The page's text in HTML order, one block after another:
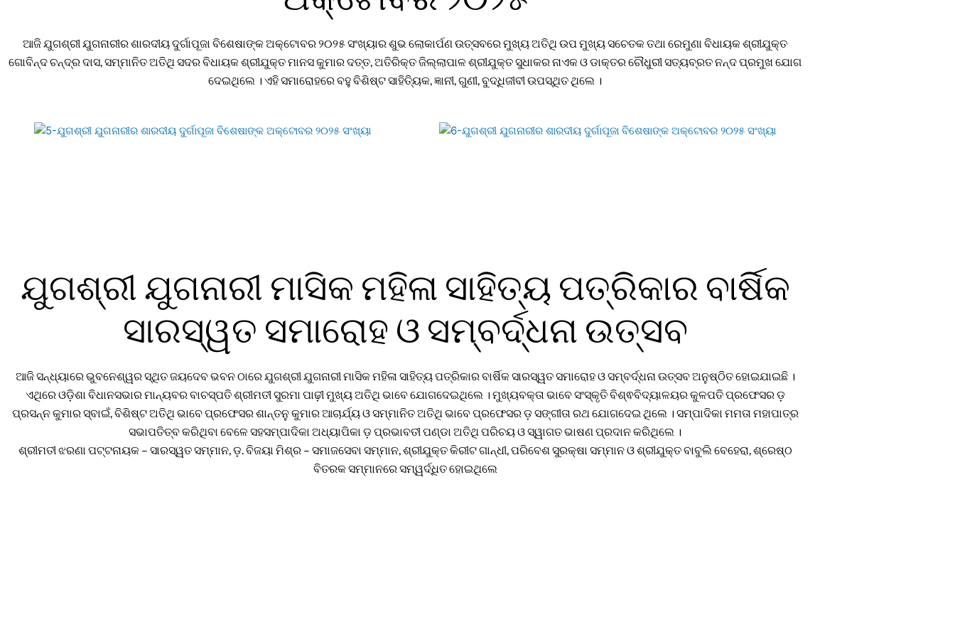
ଆଜି ଯୁଗଶ୍ରୀ ଯୁଗନାରୀର ଶାରଦୀୟ ଦୁର୍ଗାପୂଜା ବିଶେଷାଙ୍କ ଅକ୍ଟୋବର ୨୦୨୫ ସଂଖ୍ୟାର ଶୁଭ ଲୋକାର୍ପଣ ଉତ୍ସବରେ ମୁଖ୍ୟ ଅତିଥି ଉପ ମୁଖ୍ୟ ସଚେତକ ତଥା ରେମୁଣା ବିଧାୟକ ଶ୍ରୀଯୁକ୍ତ
ଗୋବିନ୍ଦ ଚନ୍ଦ୍ର ଦାସ, ସମ୍ମାନିତ ଅତିଥି ସଦର ବିଧାୟକ ଶ୍ରୀଯୁକ୍ତ ମାନସ କୁମାର ଦତ୍ତ, ଅତିରିକ୍ତ ଜିଲ୍ଲାପାଳ ଶ୍ରୀଯୁକ୍ତ ସୁଧାକର ନାଏକ ଓ ଡାକ୍ତର ଚୌଧୁରୀ ସତ୍ୟବ୍ରତ ନନ୍ଦ ପ୍ରମୁଖ ଯୋଗ
ଦେଇଥିଲେ । ଏହି ସମାରୋହରେ ବହୁ ବିଶିଷ୍ଟ ସାହିତ୍ୟିକ, ଜ୍ଞାନୀ, ଗୁଣୀ, ବୁଦ୍ଧିଜୀବୀ ଉପସ୍ଥିତ ଥିଲେ ।
ଯୁଗଶ୍ରୀ ଯୁଗନାରୀ ମାସିକ ମହିଳା ସାହିତ୍ୟ ପତ୍ରିକାର ବାର୍ଷିକ
ସାରସ୍ୱତ ସମାରୋହ ଓ ସମ୍ବର୍ଦ୍ଧନା ଉତ୍ସବ
ଆଜି ସନ୍ଧ୍ୟାରେ ଭୁବନେଶ୍ୱର ସ୍ଥିତ ଜୟଦେବ ଭବନ ଠାରେ ଯୁଗଶ୍ରୀ ଯୁଗନାରୀ ମାସିକ ମହିଳା ସାହିତ୍ୟ ପତ୍ରିକାର ବାର୍ଷିକ ସାରସ୍ୱତ ସମାରୋହ ଓ ସମ୍ବର୍ଦ୍ଧନା ଉତ୍ସବ ଅନୁଷ୍ଠିତ ହୋଇଯାଇଛି ।
ଏଥିରେ ଓଡ଼ିଶା ବିଧାନସଭାର ମାନ୍ୟବର ବାଚସ୍ପତି ଶ୍ରୀମତୀ ସୁରମା ପାଢ଼ୀ ମୁଖ୍ୟ ଅତିଥି ଭାବେ ଯୋଗଦେଇଥିଲେ । ମୁଖ୍ୟବକ୍ତା ଭାବେ ସଂସ୍କୃତି ବିଶ୍ଵବିଦ୍ୟାଳୟର କୁଳପତି ପ୍ରଫେସର ଡ଼
ପ୍ରସନ୍ନ କୁମାର ସ୍ବାଇଁ, ବିଶିଷ୍ଟ ଅତିଥି ଭାବେ ପ୍ରଫେସର ଶାନ୍ତନୁ କୁମାର ଆଚାର୍ଯ୍ୟ ଓ ସମ୍ମାନିତ ଅତିଥି ଭାବେ ପ୍ରଫେସର ଡ଼ ସଙ୍ଗୀତା ରଥ ଯୋଗଦେଇ ଥିଲେ । ସମ୍ପାଦିକା ମମତା ମହାପାତ୍ର
ସଭାପତିତ୍ବ କରିଥିବା ବେଳେ ସହସମ୍ପାଦିକା ଅଧ୍ୟାପିକା ଡ଼ ପ୍ରଭାବତୀ ପଣ୍ଡା ଅତିଥି ପରିଚୟ ଓ ସ୍ୱାଗତ ଭାଷଣ ପ୍ରଦାନ କରିଥିଲେ ।
ଶ୍ରୀମତୀ ଝରଣା ପଟ୍ଟନାୟକ – ସାରସ୍ୱତ ସମ୍ମାନ, ଡ଼. ବିଜୟା ମିଶ୍ର – ସମାଜସେବା ସମ୍ମାନ, ଶ୍ରୀଯୁକ୍ତ କିରୀଟ ଗାନ୍ଧୀ, ପରିବେଶ ସୁରକ୍ଷା ସମ୍ମାନ ଓ ଶ୍ରୀଯୁକ୍ତ ବାବୁଲି ବେହେରା, ଶ୍ରେଷ୍ଠ
ବିତରକ ସମ୍ମାନରେ ସମ୍ୱର୍ଦ୍ଧିତ ହୋଇଥିଲେ